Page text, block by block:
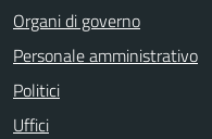
Organi di governo
Personale amministrativo
Politici
Uffici